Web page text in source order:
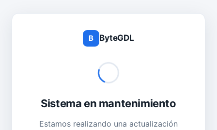
B ByteGDL
Sistema en mantenimiento
Estamos realizando una actualización